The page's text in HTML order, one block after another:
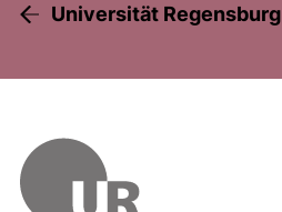
Universität Regensburg